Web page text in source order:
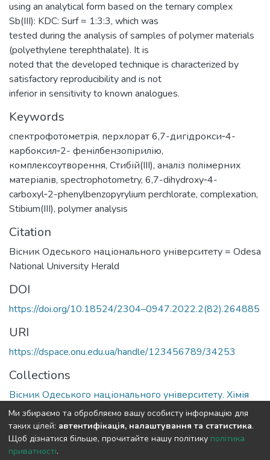
using an analytical form based on the ternary complex
Sb(III): KDC: Surf = 1:3:3, which was
tested during the analysis of samples of polymer materials
(polyethylene terephthalate). It is
noted that the developed technique is characterized by
satisfactory reproducibility and is not
inferior in sensitivity to known analogues.
Keywords
спектрофотометрія, перхлорат 6,7-дигідрокси‑4-
карбоксил‑2- фенілбензопірилію,
комплексоутворення, Стибій(ІІІ), аналіз полімерних
матеріалів, spectrophotometry, 6,7-dihydroxy‑4-
carboxyl‑2-phenylbenzopyrylium perchlorate, complexation,
Stibium(III), polymer analysis
Citation
Вісник Одеського національного університету = Odesa
National University Herald
DOI
https://doi.org/10.18524/2304–0947.2022.2(82).264885
URI
https://dspace.onu.edu.ua/handle/123456789/34253
Collections
Вісник Одеського національного університету. Хімія
Full item page
Ми збираємо та обробляємо вашу особисту інформацію для
таких цілей: автентифікація, налаштування та статистика.
Щоб дізнатися більше, прочитайте нашу політику політика
приватності.